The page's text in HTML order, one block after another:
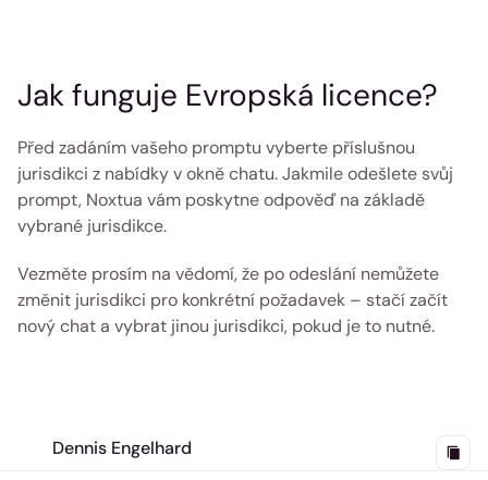
Jak funguje Evropská licence?
Před zadáním vašeho promptu vyberte příslušnou
jurisdikci z nabídky v okně chatu. Jakmile odešlete svůj
prompt, Noxtua vám poskytne odpověď na základě
vybrané jurisdikce.
Vezměte prosím na vědomí, že po odeslání nemůžete
změnit jurisdikci pro konkrétní požadavek – stačí začít
nový chat a vybrat jinou jurisdikci, pokud je to nutné.
Dennis Engelhard